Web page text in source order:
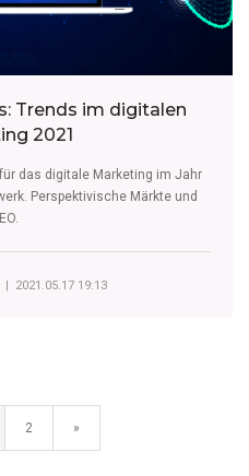
Trends im digitalen
2021
das digitale Marketing im Jahr
Perspektivische Märkte und
2021.05.17 19:13
2 »